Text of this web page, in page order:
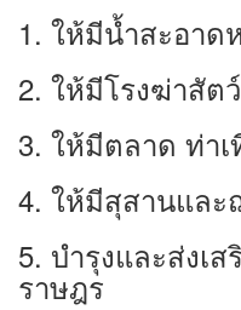
1. ให้มีนํ้าสะอาด
2. ให้มีโรงฆ่าสัตว์
3. ให้มีตลาด ท่า
4. ให้มีสุสานแล
5. บำรุงและส่งเ
ราษฎร